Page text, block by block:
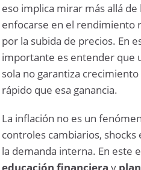
eso implica mirar más allá
enfocarse en el rendimiento
por la subida de precios. En
importante es entender que
sola no garantiza
rápido que esa ganancia.
La inflación no es un
controles cambiarios,
la demanda interna. En este